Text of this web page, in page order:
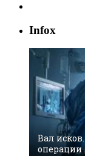
Infox
Вал
операции